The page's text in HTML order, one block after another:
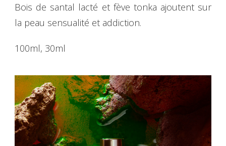
Bois de santal lacté et fève tonka ajoutent sur
la peau sensualité et addiction.
100ml, 30ml